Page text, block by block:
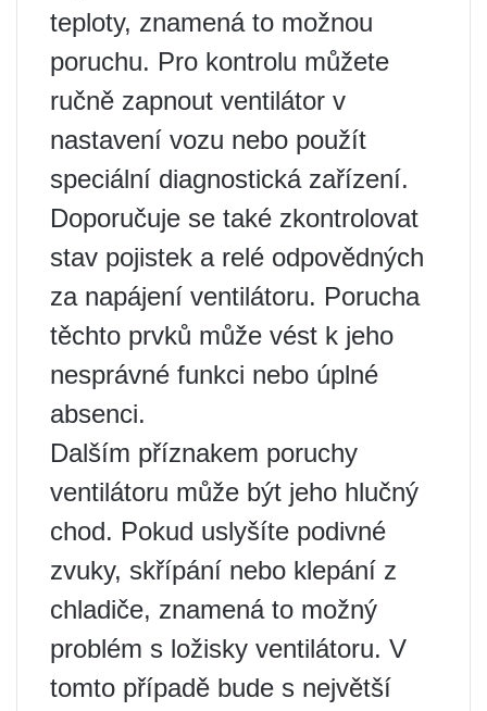
teploty, znamená to možnou
poruchu. Pro kontrolu můžete
ručně zapnout ventilátor v
nastavení vozu nebo použít
speciální diagnostická zařízení.
Doporučuje se také zkontrolovat
stav pojistek a relé odpovědných
za napájení ventilátoru. Porucha
těchto prvků může vést k jeho
nesprávné funkci nebo úplné
absenci.
Dalším příznakem poruchy
ventilátoru může být jeho hlučný
chod. Pokud uslyšíte podivné
zvuky, skřípání nebo klepání z
chladiče, znamená to možný
problém s ložisky ventilátoru. V
tomto případě bude s největší